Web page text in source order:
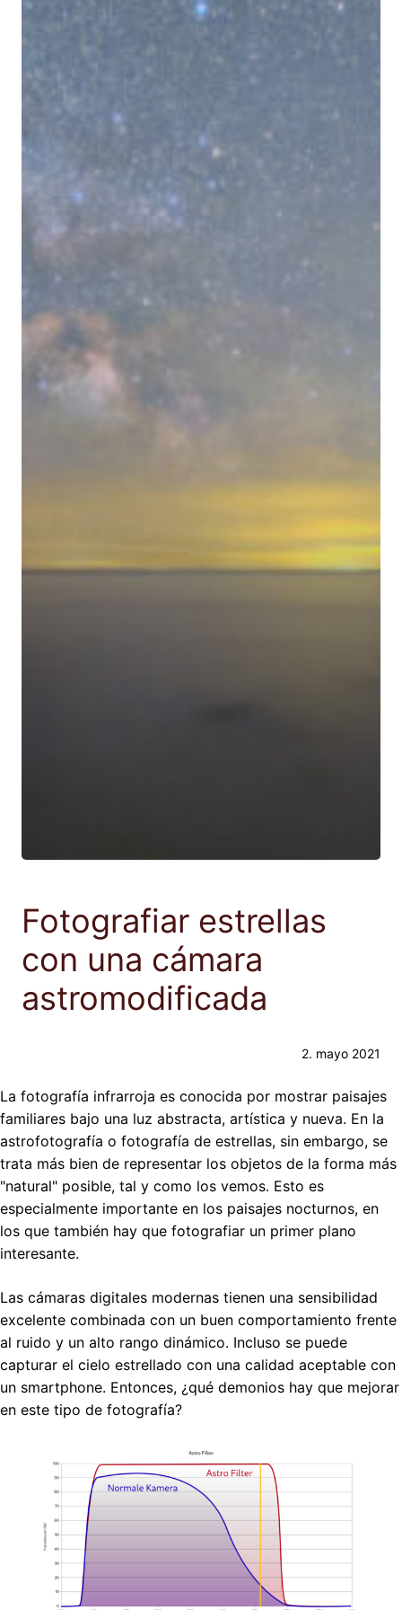
Fotografiar estrellas
con una cámara
astromodificada
2. mayo 2021
La fotografía infrarroja es conocida por mostrar paisajes
familiares bajo una luz abstracta, artística y nueva. En la
astrofotografía o fotografía de estrellas, sin embargo, se
trata más bien de representar los objetos de la forma más
"natural" posible, tal y como los vemos. Esto es
especialmente importante en los paisajes nocturnos, en
los que también hay que fotografiar un primer plano
interesante.
Las cámaras digitales modernas tienen una sensibilidad
excelente combinada con un buen comportamiento frente
al ruido y un alto rango dinámico. Incluso se puede
capturar el cielo estrellado con una calidad aceptable con
un smartphone. Entonces, ¿qué demonios hay que mejorar
en este tipo de fotografía?